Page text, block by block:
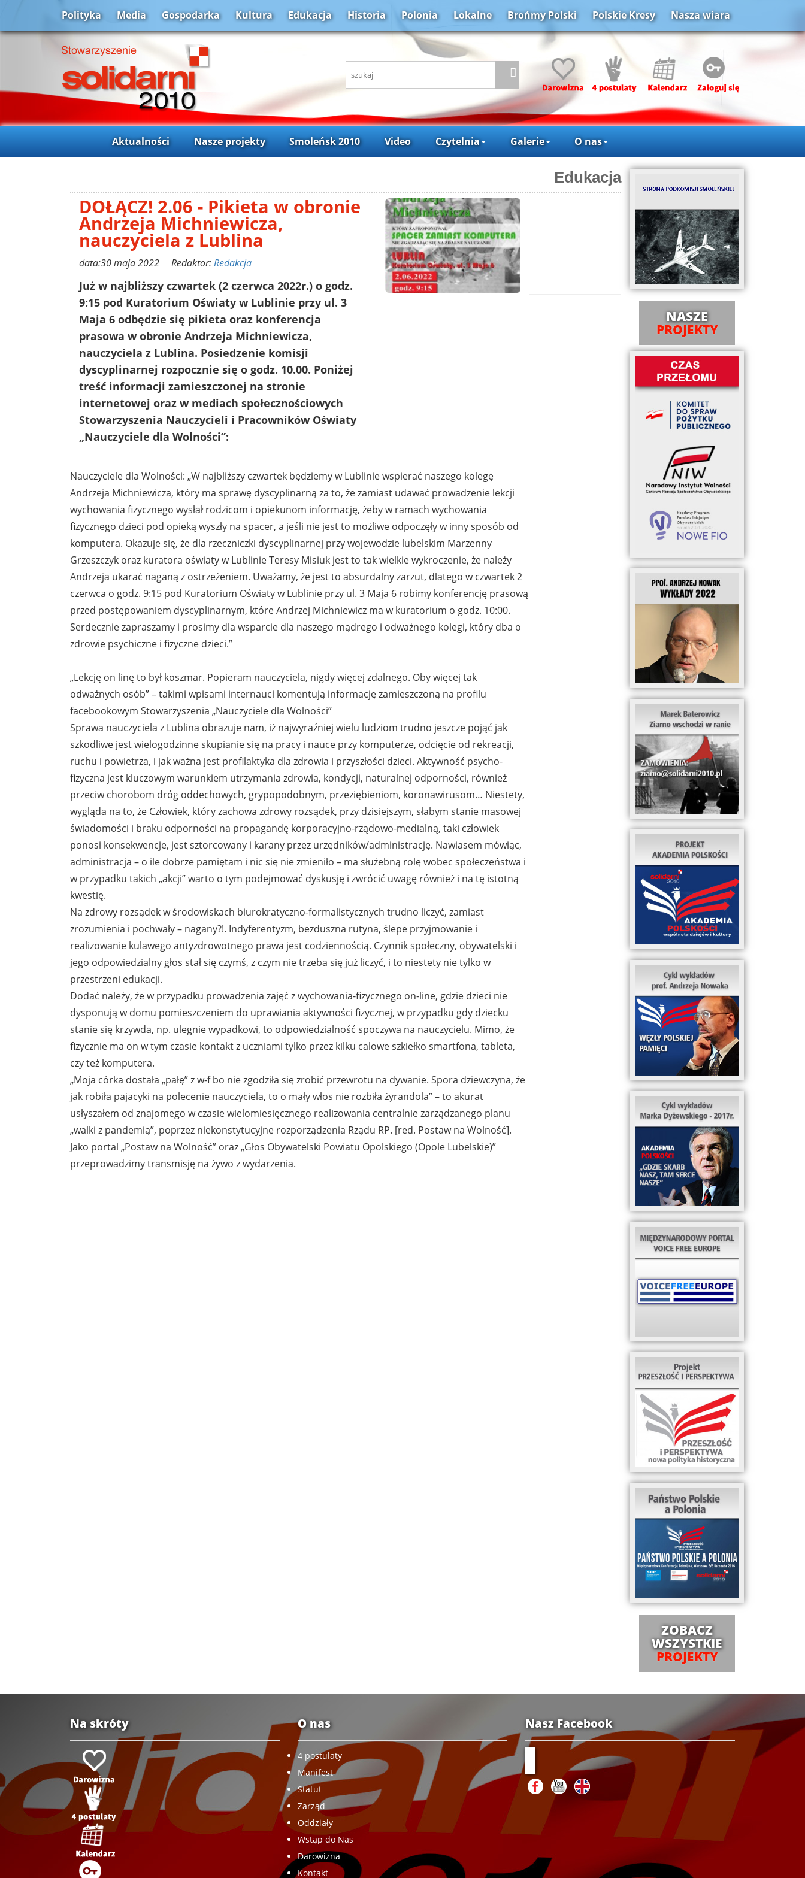
Polityka Media Gospodarka Kultura Edukacja Historia Polonia Lokalne Brońmy Polski Polskie Kresy Nasza wiara
Aktualności Nasze projekty Smoleńsk 2010 Video Czytelnia Galerie O nas
Edukacja
DOŁĄCZ! 2.06 - Pikieta w obronie
Andrzeja Michniewicza,
nauczyciela z Lublina
data:30 maja 2022 Redaktor:Redakcja
Już w najbliższy czwartek (2 czerwca 2022r.) o godz.
9:15 pod Kuratorium Oświaty w Lublinie przy ul. 3
Maja 6 odbędzie się pikieta oraz konferencja
prasowa w obronie Andrzeja Michniewicza,
nauczyciela z Lublina. Posiedzenie komisji
dyscyplinarnej rozpocznie się o godz. 10.00. Poniżej
treść informacji zamieszczonej na stronie
internetowej oraz w mediach społecznościowych
Stowarzyszenia Nauczycieli i Pracowników Oświaty
„Nauczyciele dla Wolności”:
Nauczyciele dla Wolności: „W najbliższy czwartek będziemy w Lublinie wspierać naszego kolegę
Andrzeja Michniewicza, który ma sprawę dyscyplinarną za to, że zamiast udawać prowadzenie lekcji
wychowania fizycznego wysłał rodzicom i opiekunom informację, żeby w ramach wychowania
fizycznego dzieci pod opieką wyszły na spacer, a jeśli nie jest to możliwe odpoczęły w inny sposób od
komputera. Okazuje się, że dla rzeczniczki dyscyplinarnej przy wojewodzie lubelskim Marzenny
Grzeszczyk oraz kuratora oświaty w Lublinie Teresy Misiuk jest to tak wielkie wykroczenie, że należy
Andrzeja ukarać naganą z ostrzeżeniem. Uważamy, że jest to absurdalny zarzut, dlatego w czwartek 2
czerwca o godz. 9:15 pod Kuratorium Oświaty w Lublinie przy ul. 3 Maja 6 robimy konferencję prasową
przed postępowaniem dyscyplinarnym, które Andrzej Michniewicz ma w kuratorium o godz. 10:00.
Serdecznie zapraszamy i prosimy dla wsparcie dla naszego mądrego i odważnego kolegi, który dba o
zdrowie psychiczne i fizyczne dzieci.”
„Lekcję on linę to był koszmar. Popieram nauczyciela, nigdy więcej zdalnego. Oby więcej tak
odważnych osób” – takimi wpisami internauci komentują informację zamieszczoną na profilu
facebookowym Stowarzyszenia „Nauczyciele dla Wolności”
Sprawa nauczyciela z Lublina obrazuje nam, iż najwyraźniej wielu ludziom trudno jeszcze pojąć jak
szkodliwe jest wielogodzinne skupianie się na pracy i nauce przy komputerze, odcięcie od rekreacji,
ruchu i powietrza, i jak ważna jest profilaktyka dla zdrowia i przyszłości dzieci. Aktywność psycho-
fizyczna jest kluczowym warunkiem utrzymania zdrowia, kondycji, naturalnej odporności, również
przeciw chorobom dróg oddechowych, grypopodobnym, przeziębieniom, koronawirusom… Niestety,
wygląda na to, że Człowiek, który zachowa zdrowy rozsądek, przy dzisiejszym, słabym stanie masowej
świadomości i braku odporności na propagandę korporacyjno-rządowo-medialną, taki człowiek
ponosi konsekwencje, jest sztorcowany i karany przez urzędników/administrację. Nawiasem mówiąc,
administracja – o ile dobrze pamiętam i nic się nie zmieniło – ma służebną rolę wobec społeczeństwa i
w przypadku takich „akcji” warto o tym podejmować dyskusję i zwrócić uwagę również i na tę istotną
kwestię.
Na zdrowy rozsądek w środowiskach biurokratyczno-formalistycznych trudno liczyć, zamiast
zrozumienia i pochwały – nagany?!. Indyferentyzm, bezduszna rutyna, ślepe przyjmowanie i
realizowanie kulawego antyzdrowotnego prawa jest codziennością. Czynnik społeczny, obywatelski i
jego odpowiedzialny głos stał się czymś, z czym nie trzeba się już liczyć, i to niestety nie tylko w
przestrzeni edukacji.
Dodać należy, że w przypadku prowadzenia zajęć z wychowania-fizycznego on-line, gdzie dzieci nie
dysponują w domu pomieszczeniem do uprawiania aktywności fizycznej, w przypadku gdy dziecku
stanie się krzywda, np. ulegnie wypadkowi, to odpowiedzialność spoczywa na nauczycielu. Mimo, że
fizycznie ma on w tym czasie kontakt z uczniami tylko przez kilku calowe szkiełko smartfona, tableta,
czy też komputera.
„Moja córka dostała „pałę” z w-f bo nie zgodziła się zrobić przewrotu na dywanie. Spora dziewczyna, że
jak robiła pajacyki na polecenie nauczyciela, to o mały włos nie rozbiła żyrandola” – to akurat
usłyszałem od znajomego w czasie wielomiesięcznego realizowania centralnie zarządzanego planu
„walki z pandemią”, poprzez niekonstytucyjne rozporządzenia Rządu RP. [red. Postaw na Wolność].
Jako portal „Postaw na Wolność” oraz „Głos Obywatelski Powiatu Opolskiego (Opole Lubelskie)”
przeprowadzimy transmisję na żywo z wydarzenia.
NASZE
PROJEKTY
ZOBACZ
WSZYSTKIE
PROJEKTY
Na skróty O nas
4 postulaty
Manifest
Statut
Zarząd
Oddziały
Wstąp do Nas
Darowizna
Kontakt
Nasz Facebook